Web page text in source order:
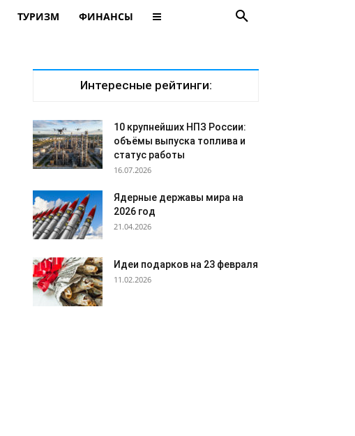
ТУРИЗМ ФИНАНСЫ
Интересные рейтинги:
10 крупнейших НПЗ России:
объёмы выпуска топлива и
статус работы
16.07.2026
Ядерные державы мира на
2026 год
21.04.2026
Идеи подарков на 23 февраля
11.02.2026